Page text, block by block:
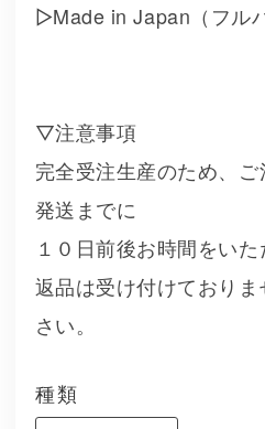
▷Made in Japan（フル
▽注意事項
完全受注生産のため、
発送までに
１０日前後お時間をいた
返品は受け付けており
さい。
種類